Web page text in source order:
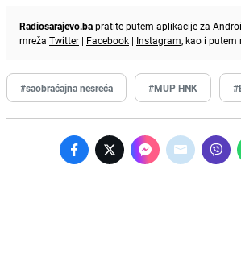
Radiosarajevo.bapratite putem aplikacije za
mreža Twitter | Facebook | Instagram, kao i putem
#saobraćajna nesreća #MUP HNK